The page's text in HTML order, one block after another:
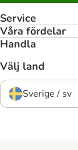
Service
Våra fördelar
Handla
Välj land
Sverige / sv